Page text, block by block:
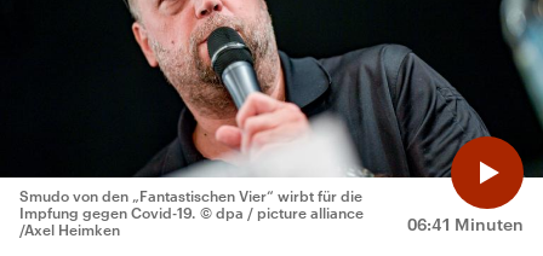
06:41 Minuten
Smudo von den „Fantastischen Vier“ wirbt für die
Impfung gegen Covid-19. © dpa / picture alliance
/Axel Heimken